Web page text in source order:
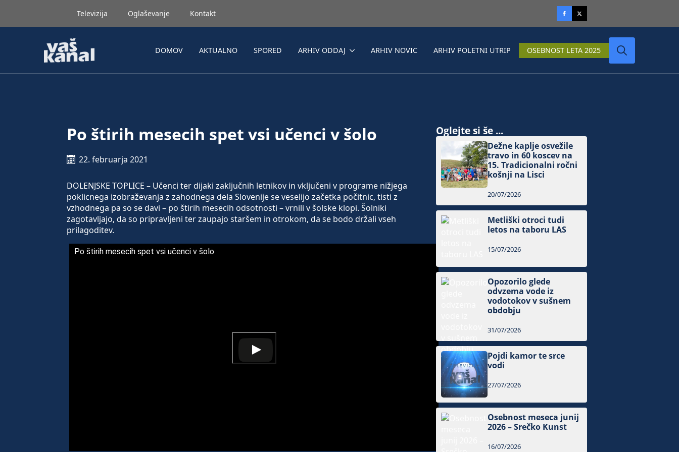
Televizija Oglaševanje Kontakt
DOMOV AKTUALNO SPORED ARHIV ODDAJ ARHIV NOVIC ARHIV POLETNI UTRIP OSEBNOST LETA 2025
Po štirih mesecih spet vsi učenci v šolo
22. februarja 2021
DOLENJSKE TOPLICE – Učenci ter dijaki zaključnih letnikov in vključeni v programe nižjega
poklicnega izobraževanja z zahodnega dela Slovenije se veselijo začetka počitnic, tisti z
vzhodnega pa so se davi – po štirih mesecih odsotnosti – vrnili v šolske klopi. Šolniki
zagotavljajo, da so pripravljeni ter zaupajo staršem in otrokom, da se bodo držali vseh
prilagoditev.
Po štirih mesecih spet vsi učenci v šolo
Oglejte si še ...
Dežne kaplje osvežile
travo in 60 koscev na
15. Tradicionalni ročni
košnji na Lisci
20/07/2026
Metliški otroci tudi
letos na taboru LAS
15/07/2026
Opozorilo glede
odvzema vode iz
vodotokov v sušnem
obdobju
31/07/2026
Pojdi kamor te srce
vodi
27/07/2026
Osebnost meseca junij
2026 – Srečko Kunst
16/07/2026